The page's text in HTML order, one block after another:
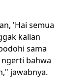
'Hai semua
kalian
sama
bahwa
jawabnya.